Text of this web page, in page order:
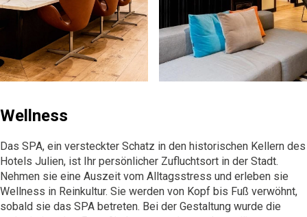
Wellness
Das SPA, ein versteckter Schatz in den historischen Kellern des
Hotels Julien, ist Ihr persönlicher Zufluchtsort in der Stadt.
Nehmen sie eine Auszeit vom Alltagsstress und erleben sie
Wellness in Reinkultur. Sie werden von Kopf bis Fuß verwöhnt,
sobald sie das SPA betreten. Bei der Gestaltung wurde die